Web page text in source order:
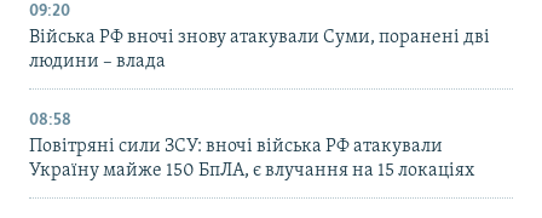
09:20
Війська РФ вночі знову атакували Суми, поранені дві
людини – влада
08:58
Повітряні сили ЗСУ: вночі війська РФ атакували
Україну майже 150 БпЛА, є влучання на 15 локаціях